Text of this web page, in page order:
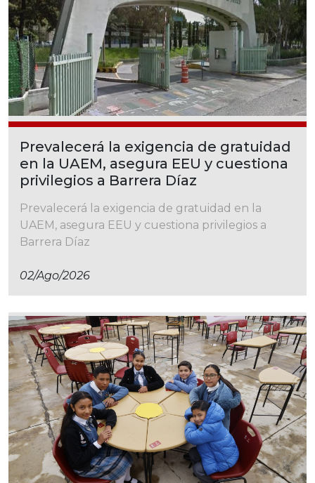
Prevalecerá la exigencia de gratuidad
en la UAEM, asegura EEU y cuestiona
privilegios a Barrera Díaz
Prevalecerá la exigencia de gratuidad en la
UAEM, asegura EEU y cuestiona privilegios a
Barrera Díaz
02/ago/2026